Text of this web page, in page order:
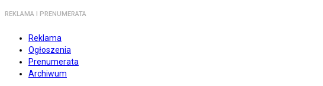
REKLAMA I PRENUMERATA
Reklama
Ogłoszenia
Prenumerata
Archiwum